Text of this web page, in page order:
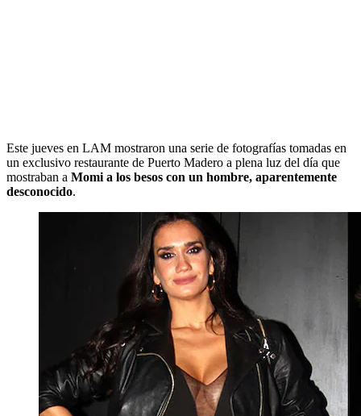
Este jueves en LAM mostraron una serie de fotografías tomadas en
un exclusivo restaurante de Puerto Madero a plena luz del día que
mostraban a Momi a los besos con un hombre, aparentemente
desconocido.